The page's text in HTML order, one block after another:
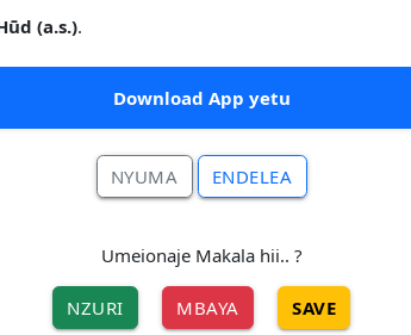
(a.s.).
Download App yetu
NYUMA ENDELEA
Umeionaje Makala hii.. ?
NZURI MBAYA SAVE